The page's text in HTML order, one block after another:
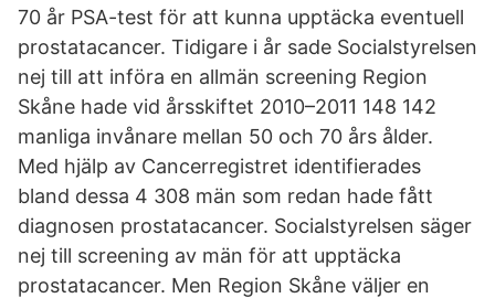
70 år PSA-test för att kunna upptäcka eventuell
prostatacancer. Tidigare i år sade Socialstyrelsen
nej till att införa en allmän screening Region
Skåne hade vid årsskiftet 2010–2011 148 142
manliga invånare mellan 50 och 70 års ålder.
Med hjälp av Cancerregistret identifierades
bland dessa 4 308 män som redan hade fått
diagnosen prostatacancer. Socialstyrelsen säger
nej till screening av män för att upptäcka
prostatacancer. Men Region Skåne väljer en